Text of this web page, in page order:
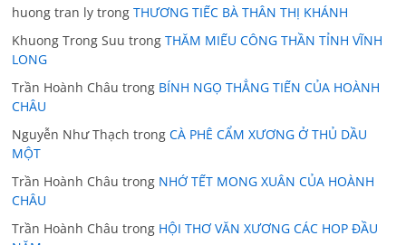
huong tran ly trongTHƯƠNG TIẾC BÀ THÂN THỊ KHÁNH
Khuong Trong Suu trongTHĂM MIẾU CÔNG THẦN TỈNH VĨNH
LONG
Trần Hoành Châu trong BÍNH NGỌ THẲNG TIẾN CỦA HOÀNH
CHÂU
Nguyễn Như Thạch trongCÀ PHÊ CẨM XƯƠNG Ở THỦ DẦU
MỘT
Trần Hoành Châu trong NHỚ TẾT MONG XUÂN CỦA HOÀNH
CHÂU
Trần Hoành Châu trong HỘI THƠ VĂN XƯƠNG CÁC HOP ĐẦU